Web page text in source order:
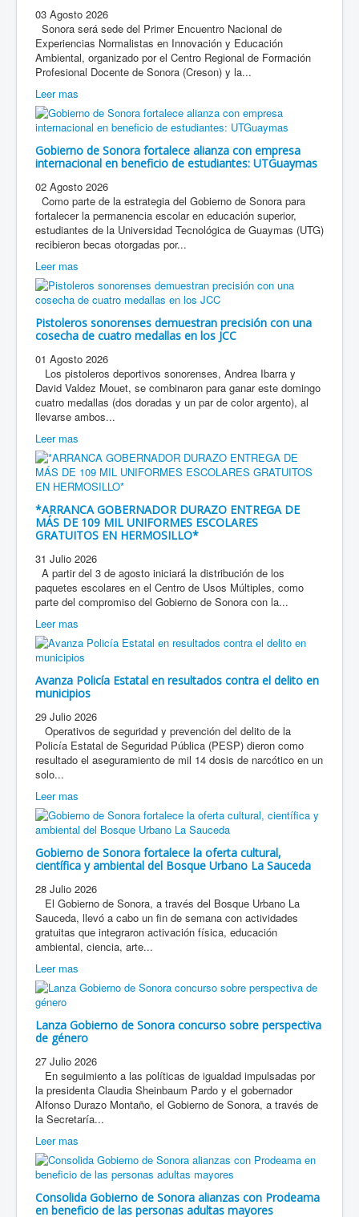
03 Agosto 2026
Sonora será sede del Primer Encuentro Nacional de
Experiencias Normalistas en Innovación y Educación
Ambiental, organizado por el Centro Regional de Formación
Profesional Docente de Sonora (Creson) y la...
Leer mas
Gobierno de Sonora fortalece alianza con empresa
internacional en beneficio de estudiantes: UTGuaymas
02 Agosto 2026
Como parte de la estrategia del Gobierno de Sonora para
fortalecer la permanencia escolar en educación superior,
estudiantes de la Universidad Tecnológica de Guaymas (UTG)
recibieron becas otorgadas por...
Leer mas
Pistoleros sonorenses demuestran precisión con una
cosecha de cuatro medallas en los JCC
01 Agosto 2026
Los pistoleros deportivos sonorenses, Andrea Ibarra y
David Valdez Mouet, se combinaron para ganar este domingo
cuatro medallas (dos doradas y un par de color argento), al
llevarse ambos...
Leer mas
*ARRANCA GOBERNADOR DURAZO ENTREGA DE
MÁS DE 109 MIL UNIFORMES ESCOLARES
GRATUITOS EN HERMOSILLO*
31 Julio 2026
A partir del 3 de agosto iniciará la distribución de los
paquetes escolares en el Centro de Usos Múltiples, como
parte del compromiso del Gobierno de Sonora con la...
Leer mas
Avanza Policía Estatal en resultados contra el delito en
municipios
29 Julio 2026
Operativos de seguridad y prevención del delito de la
Policía Estatal de Seguridad Pública (PESP) dieron como
resultado el aseguramiento de mil 14 dosis de narcótico en un
solo...
Leer mas
Gobierno de Sonora fortalece la oferta cultural,
científica y ambiental del Bosque Urbano La Sauceda
28 Julio 2026
El Gobierno de Sonora, a través del Bosque Urbano La
Sauceda, llevó a cabo un fin de semana con actividades
gratuitas que integraron activación física, educación
ambiental, ciencia, arte...
Leer mas
Lanza Gobierno de Sonora concurso sobre perspectiva
de género
27 Julio 2026
En seguimiento a las políticas de igualdad impulsadas por
la presidenta Claudia Sheinbaum Pardo y el gobernador
Alfonso Durazo Montaño, el Gobierno de Sonora, a través de
la Secretaría...
Leer mas
Consolida Gobierno de Sonora alianzas con Prodeama
en beneficio de las personas adultas mayores